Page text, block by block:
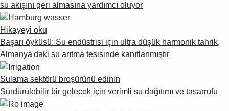
su akışını geri almasına yardımcı oluyor
Hikayeyi oku
Başarı öyküsü: Su endüstrisi için ultra düşük harmonik tahrik,
Almanya'daki su arıtma tesisinde kanıtlanmıştır
Sulama sektörü broşürünü edinin
Sürdürülebilir bir gelecek için verimli su dağıtımı ve tasarrufu